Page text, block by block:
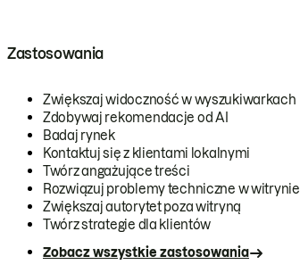
Zastosowania
Zwiększaj widoczność w wyszukiwarkach
Zdobywaj rekomendacje od AI
Badaj rynek
Kontaktuj się z klientami lokalnymi
Twórz angażujące treści
Rozwiązuj problemy techniczne w witrynie
Zwiększaj autorytet poza witryną
Twórz strategie dla klientów
Zobacz wszystkie zastosowania